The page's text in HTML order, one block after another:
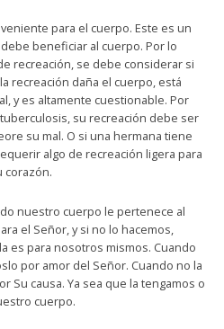
para el cuerpo. Este es un
beneficiar al cuerpo. Por lo
recreación, se debe considerar si
recreación daña el cuerpo, está
y es altamente cuestionable. Por
su recreación debe ser
su mal. O si una hermana tiene
algo de recreación ligera para
corazón.
nuestro cuerpo le pertenece al
el Señor, y si no lo hacemos,
es para nosotros mismos. Cuando
por amor del Señor. Cuando no la
Su causa. Ya sea que la tengamos o
cuerpo.